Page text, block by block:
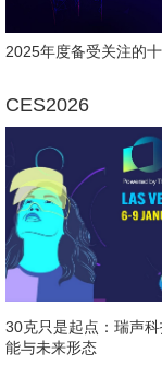
2025年度备受关注的
CES2026
30克只是起点：瑞声
能与未来形态